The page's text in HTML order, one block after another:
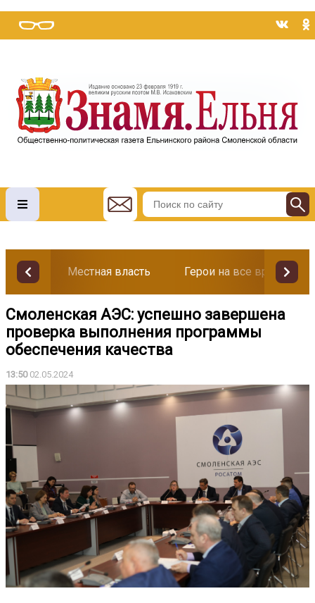
Местная власть Герои на все времена
Смоленская АЭС: успешно завершена
проверка выполнения программы
обеспечения качества
13:5002.05.2024